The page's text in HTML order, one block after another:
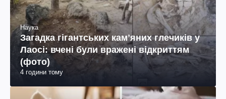
Наука
Загадка гігантських камʼяних глечиків у
Лаосі: вчені були вражені відкриттям
(фото)
4 години тому